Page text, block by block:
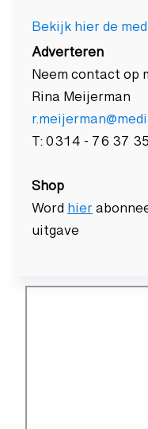
Bekijk hier de
Adverteren
Neem contact op
Rina Meijerman
T: 0314 - 76 37 35
Shop
Wordhier
uitgave